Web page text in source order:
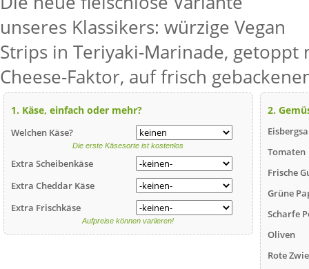
unseres Klassikers: würzige Vegan
Strips in Teriyaki-Marinade, getoppt
Cheese-Faktor, auf frisch
1. Käse, einfach oder mehr?
Welchen Käse?
Die erste Käsesorte ist kostenlos
Extra Scheibenkäse
Extra Cheddar Käse
Extra Frischkäse
Aufpreise können variieren!
2.
Tomaten
Frische
Grüne
Scharfe
Oliven
Rote